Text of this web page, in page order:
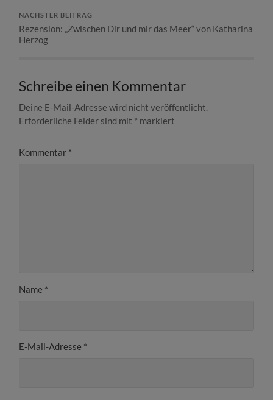
NÄCHSTER BEITRAG
Rezension: „Zwischen Dir und mir das Meer“ von Katharina
Herzog
Schreibe einen Kommentar
Deine E-Mail-Adresse wird nicht veröffentlicht.
Erforderliche Felder sind mit * markiert
Kommentar *
Name *
E-Mail-Adresse *